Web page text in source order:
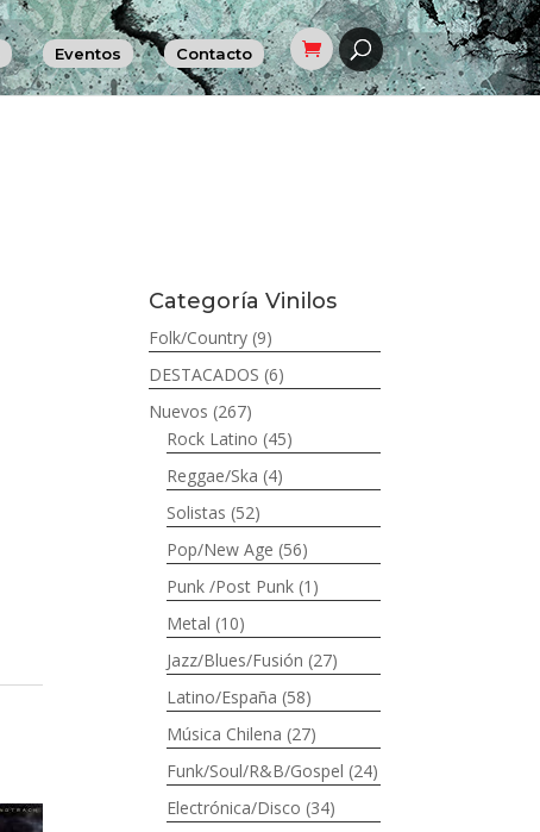
Eventos Contacto
Categoría Vinilos
Folk/Country (9)
DESTACADOS (6)
Nuevos (267)
Rock Latino (45)
Reggae/Ska (4)
Solistas (52)
Pop/New Age (56)
Punk /Post Punk (1)
Metal (10)
Jazz/Blues/Fusión (27)
Latino/España (58)
Música Chilena (27)
Funk/Soul/R&B/Gospel (24)
Electrónica/Disco (34)